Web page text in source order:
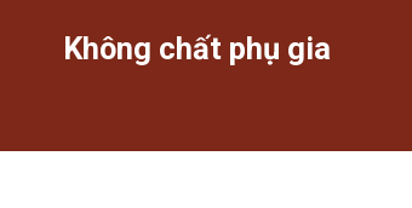
Không chất phụ gia